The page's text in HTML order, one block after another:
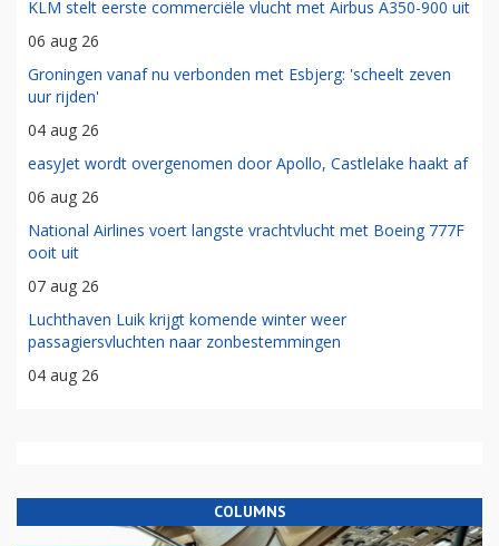
KLM stelt eerste commerciële vlucht met Airbus A350-900 uit
06 aug 26
Groningen vanaf nu verbonden met Esbjerg: 'scheelt zeven
uur rijden'
04 aug 26
easyJet wordt overgenomen door Apollo, Castlelake haakt af
06 aug 26
National Airlines voert langste vrachtvlucht met Boeing 777F
ooit uit
07 aug 26
Luchthaven Luik krijgt komende winter weer
passagiersvluchten naar zonbestemmingen
04 aug 26
COLUMNS